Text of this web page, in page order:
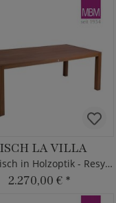
LA VILLA
Gartentisch in Holzoptik - Resysta
2.270,00 € *